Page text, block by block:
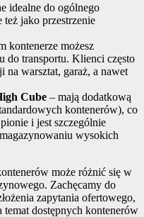
idealne do ogólnego
też jako przestrzenie
kontenerze możesz
do transportu. Klienci często
na warsztat, garaż, a nawet
Cube – mają dodatkową
kontenerów), co
i jest szczególnie
wysokich
może różnić się w
Zachęcamy do
zapytania ofertowego,
dostępnych kontenerów